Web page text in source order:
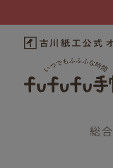
総合